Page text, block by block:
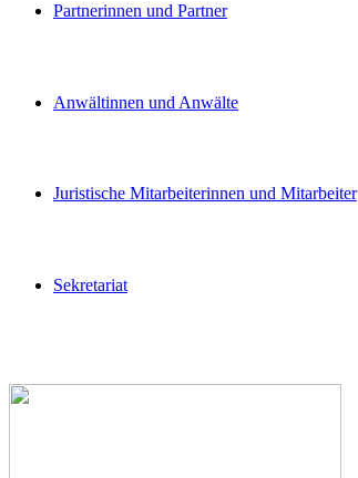
Partnerinnen und Partner
Anwältinnen und Anwälte
Juristische Mitarbeiterinnen und Mitarbeiter
Sekretariat